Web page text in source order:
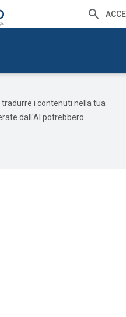
i contenuti nella tua
dall'AI potrebbero